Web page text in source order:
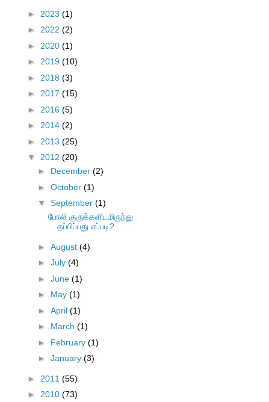
► 2023 (1)
► 2022 (2)
► 2020 (1)
► 2019 (10)
► 2018 (3)
► 2017 (15)
► 2016 (5)
► 2014 (2)
► 2013 (25)
▼ 2012 (20)
► December (2)
► October (1)
▼ September (1)
போலி குருக்களிடமிருந்து
தப்பிப்பது எப்படி?
► August (4)
► July (4)
► June (1)
► May (1)
► April (1)
► March (1)
► February (1)
► January (3)
► 2011 (55)
► 2010 (73)